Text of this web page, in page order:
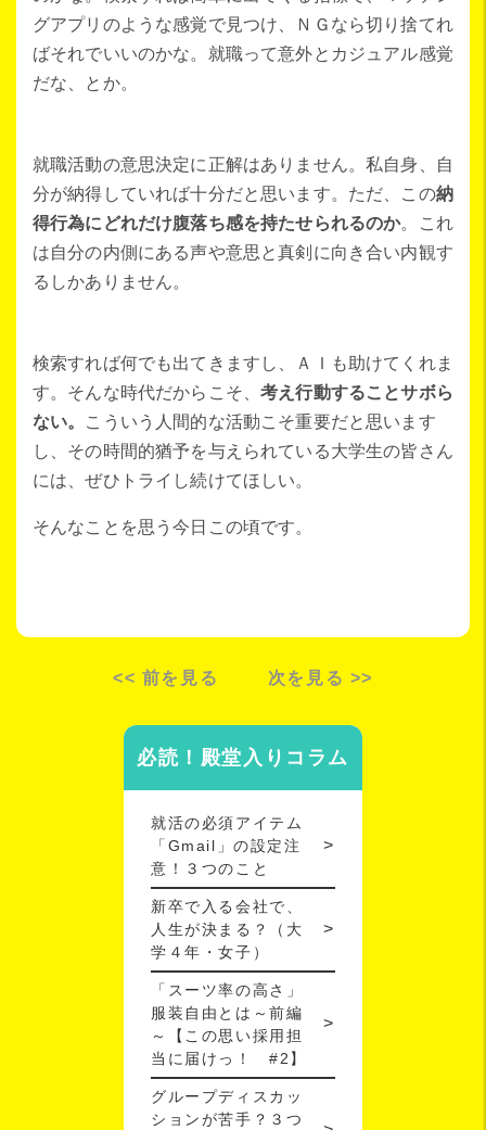
グアプリのような感覚で見つけ、ＮＧなら切り捨てれ
ばそれでいいのかな。就職って意外とカジュアル感覚
だな、とか。
就職活動の意思決定に正解はありません。私自身、自
分が納得していれば十分だと思います。ただ、この納
得行為にどれだけ腹落ち感を持たせられるのか。これ
は自分の内側にある声や意思と真剣に向き合い内観す
るしかありません。
検索すれば何でも出てきますし、ＡＩも助けてくれま
す。そんな時代だからこそ、考え行動することサボら
ない。 こういう人間的な活動こそ重要だと思います
し、その時間的猶予を与えられている大学生の皆さん
には、ぜひトライし続けてほしい。
そんなことを思う今日この頃です。
<< 前を見る 次を見る >>
必読！殿堂入りコラム
就活の必須アイテム
「Gmail」の設定注
意！３つのこと
新卒で入る会社で、
人生が決まる？（大
学４年・女子）
「スーツ率の高さ」
服装自由とは～前編
～【この思い採用担
当に届けっ！ #2】
グループディスカッ
ションが苦手？３つ